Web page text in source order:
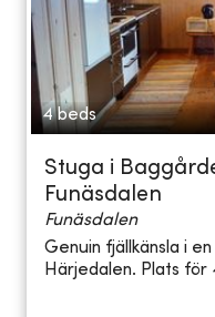
4 beds
Stuga i
Funäsdalen
Funäsdalen
Genuin fjällkänsla i
Härjedalen. Plats för